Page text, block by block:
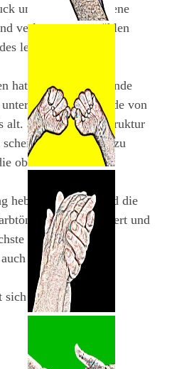
und sogar ihre eigene
verletzungen erzählen
lebens.
hat verschiedene hände
hände von
alt. alle zeigen die struktur
sogar tiefer zu
oberfläche.
hebt die struktur und die
werden reduziert und
hände werden so
einzigartig sind.
unterhalb der
limitierte edition
limitierte edition